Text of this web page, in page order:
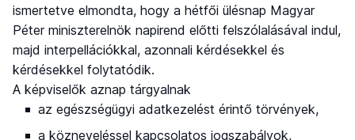
ismertetve elmondta, hogy a hétfői ülésnap Magyar
Péter miniszterelnök napirend előtti felszólalásával indul,
majd interpellációkkal, azonnali kérdésekkel és
kérdésekkel folytatódik.
A képviselők aznap tárgyalnak
az egészségügyi adatkezelést érintő törvények,
a közneveléssel kapcsolatos jogszabályok,